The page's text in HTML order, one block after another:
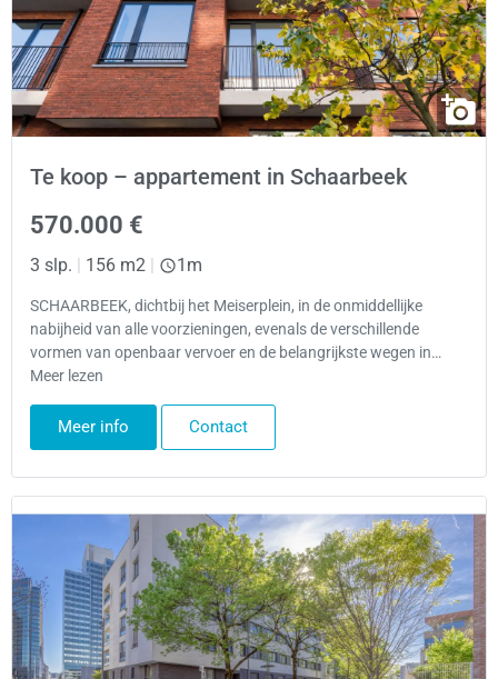
Te koop – appartement in Schaarbeek
570.000 €
3 slp. | 156 m2 | 1m
SCHAARBEEK, dichtbij het Meiserplein, in de onmiddellijke
nabijheid van alle voorzieningen, evenals de verschillende
vormen van openbaar vervoer en de belangrijkste wegen in…
Meer lezen
Meer info Contact